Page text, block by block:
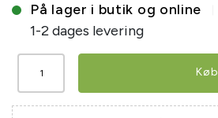
På lager i butik og online
1-2 dages levering
Køb